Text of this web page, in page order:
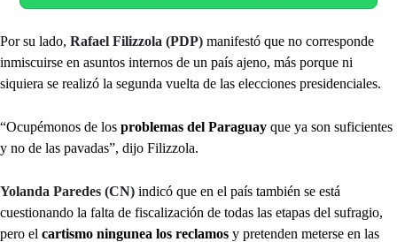
Por su lado, Rafael Filizzola (PDP) manifestó que no corresponde
inmiscuirse en asuntos internos de un país ajeno, más porque ni
siquiera se realizó la segunda vuelta de las elecciones presidenciales.
“Ocupémonos de los problemas del Paraguay que ya son suficientes
y no de las pavadas”, dijo Filizzola.
Yolanda Paredes (CN) indicó que en el país también se está
cuestionando la falta de fiscalización de todas las etapas del sufragio,
pero el cartismo ningunea los reclamos y pretenden meterse en las